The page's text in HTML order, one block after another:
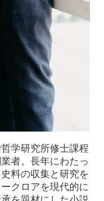
学研究所修士課程
者。長年にわたっ
料の収集と研究を
クロアを現代的に